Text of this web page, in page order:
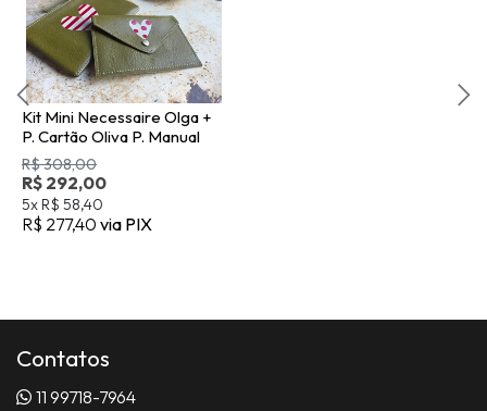
Kit Mini Necessaire Olga +
P. Cartão Oliva P. Manual
R$ 308,00
R$ 292,00
5x R$ 58,40
R$ 277,40 via PIX
Contatos
11 99718-7964